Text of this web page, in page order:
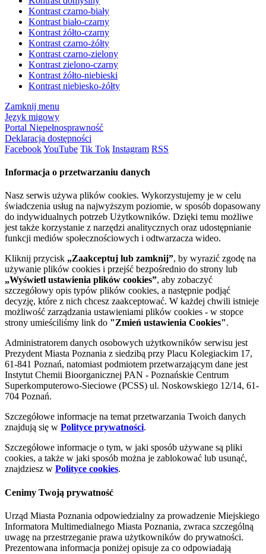
Kontrast czarno-biały
Kontrast biało-czarny
Kontrast żółto-czarny
Kontrast czarno-żółty
Kontrast czarno-zielony
Kontrast zielono-czarny
Kontrast żółto-niebieski
Kontrast niebiesko-żółty
Zamknij menu
Język migowy
Portal Niepełnosprawność
Deklaracja dostępności
FacebookYouTube Tik Tok Instagram RSS
Informacja o przetwarzaniu danych
Nasz serwis używa plików cookies. Wykorzystujemy je w celu
świadczenia usług na najwyższym poziomie, w sposób dopasowany
do indywidualnych potrzeb Użytkowników. Dzięki temu możliwe
jest także korzystanie z narzędzi analitycznych oraz udostępnianie
funkcji mediów społecznościowych i odtwarzacza wideo.
Kliknij przycisk „Zaakceptuj lub zamknij”, by wyrazić zgodę na
używanie plików cookies i przejść bezpośrednio do strony lub
„Wyświetl ustawienia plików cookies”, aby zobaczyć
szczegółowy opis typów plików cookies, a następnie podjąć
decyzję, które z nich chcesz zaakceptować. W każdej chwili istnieje
możliwość zarządzania ustawieniami plików cookies - w stopce
strony umieściliśmy link do "Zmień ustawienia Cookies".
Administratorem danych osobowych użytkowników serwisu jest
Prezydent Miasta Poznania z siedzibą przy Placu Kolegiackim 17,
61-841 Poznań, natomiast podmiotem przetwarzającym dane jest
Instytut Chemii Bioorganicznej PAN - Poznańskie Centrum
Superkomputerowo-Sieciowe (PCSS) ul. Noskowskiego 12/14, 61-
704 Poznań.
Szczegółowe informacje na temat przetwarzania Twoich danych
znajdują się w Polityce prywatności.
Szczegółowe informacje o tym, w jaki sposób używane są pliki
cookies, a także w jaki sposób można je zablokować lub usunąć,
znajdziesz w Polityce cookies.
Cenimy Twoją prywatność
Urząd Miasta Poznania odpowiedzialny za prowadzenie Miejskiego
Informatora Multimedialnego Miasta Poznania, zwraca szczególną
uwagę na przestrzeganie prawa użytkowników do prywatności.
Prezentowana informacja poniżej opisuje za co odpowiadają